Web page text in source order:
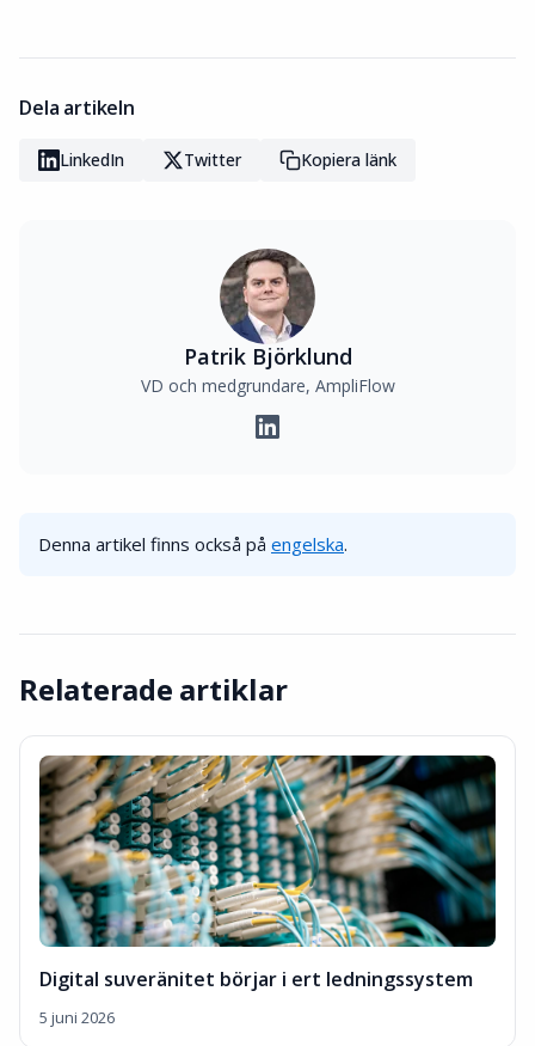
Dela artikeln
LinkedIn Twitter Kopiera länk
Patrik Björklund
VD och medgrundare, AmpliFlow
Denna artikel finns också på engelska.
Relaterade artiklar
Digital suveränitet börjar i ert ledningssystem
5 juni 2026